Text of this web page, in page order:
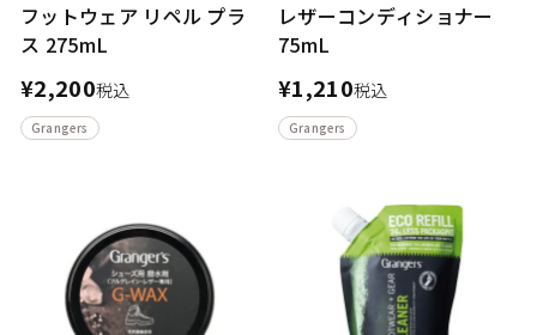
フットウェア リペル プラ
ス 275mL
¥2,200税込
Grangers
レザーコンディショナー
75mL
¥1,210税込
Grangers